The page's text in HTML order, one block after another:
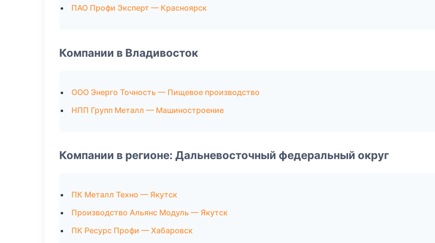
ПАО Профи Эксперт — Красноярск
Компании в Владивосток
ООО Энерго Точность — Пищевое производство
НПП Групп Металл — Машиностроение
Компании в регионе: Дальневосточный федеральный округ
ПК Металл Техно — Якутск
Производство Альянс Модуль — Якутск
ПК Ресурс Профи — Хабаровск